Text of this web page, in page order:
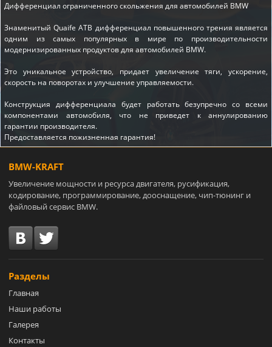
Дифференциал ограниченного скольжения для автомобилей BMW
Знаменитый Quaife ATB дифференциал повышенного трения является
одним из самых популярных в мире по производительности
модернизированных продуктов для автомобилей BMW.
Это уникальное устройство, придает увеличение тяги, ускорение,
скорость на поворотах и улучшение управляемости.
Конструкция дифференциала будет работать безупречно со всеми
компонентами автомобиля, что не приведет к аннулированию
гарантии производителя.
Предоставляется пожизненная гарантия!
BMW-KRAFT
Увеличение мощности и ресурса двигателя, русификация,
кодирование, программирование, дооснащение, чип-тюнинг и
файловый сервис BMW.
Разделы
Главная
Наши работы
Галерея
Контакты